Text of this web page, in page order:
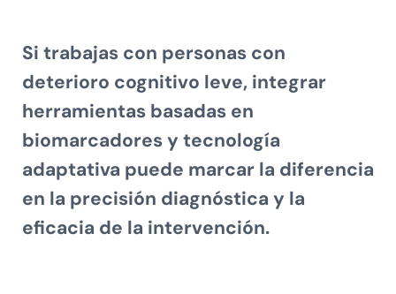
Si trabajas con personas con
deterioro cognitivo leve, integrar
herramientas basadas en
biomarcadores y tecnología
adaptativa puede marcar la diferencia
en la precisión diagnóstica y la
eficacia de la intervención.